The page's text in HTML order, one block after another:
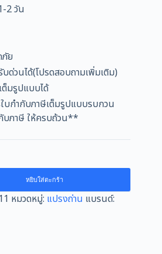
2 วัน
ย
ด่วนได้(โปรดสอบถามเพิ่มเติม)
มรูปแบบได้
บกำกับภาษีเต็มรูปแบบรบกวน
บภาษี ให้ครบถ้วน**
หยิบใส่ตะกร้า
หมวดหมู่: แปรงถ่าน แบรนด์: